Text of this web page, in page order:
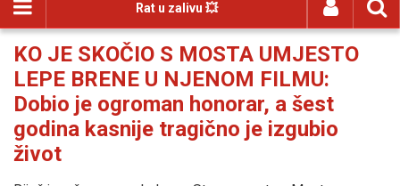
Rat u zalivu 💥
KO JE SKOČIO S MOSTA UMJESTO
LEPE BRENE U NJENOM FILMU:
Dobio je ogroman honorar, a šest
godina kasnije tragično je izgubio
život